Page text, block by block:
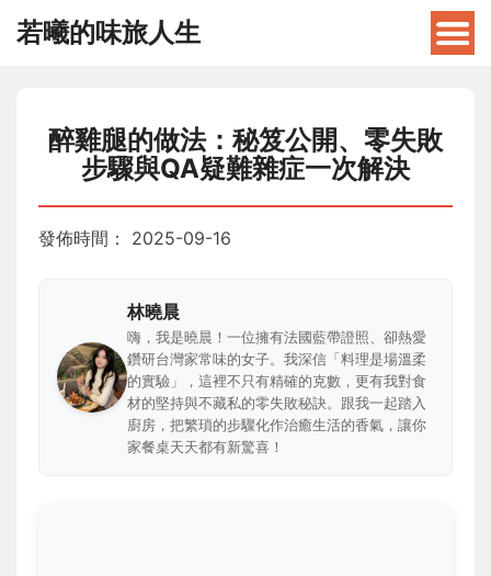
若曦的味旅人生
醉雞腿的做法：秘笈公開、零失敗
步驟與QA疑難雜症一次解決
發佈時間： 2025-09-16
林曉晨
嗨，我是曉晨！一位擁有法國藍帶證照、卻熱愛
鑽研台灣家常味的女子。我深信「料理是場溫柔
的實驗」，這裡不只有精確的克數，更有我對食
材的堅持與不藏私的零失敗秘訣。跟我一起踏入
廚房，把繁瑣的步驟化作治癒生活的香氣，讓你
家餐桌天天都有新驚喜！